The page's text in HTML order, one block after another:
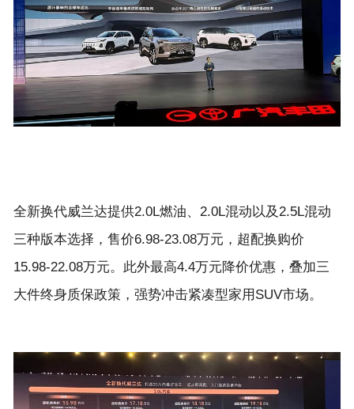
全新换代威兰达提供2.0L燃油、2.0L混动以及2.5L混动
三种版本选择，售价6.98-23.08万元，超配换购价
15.98-22.08万元。此外最高4.4万元降价优惠，叠加三